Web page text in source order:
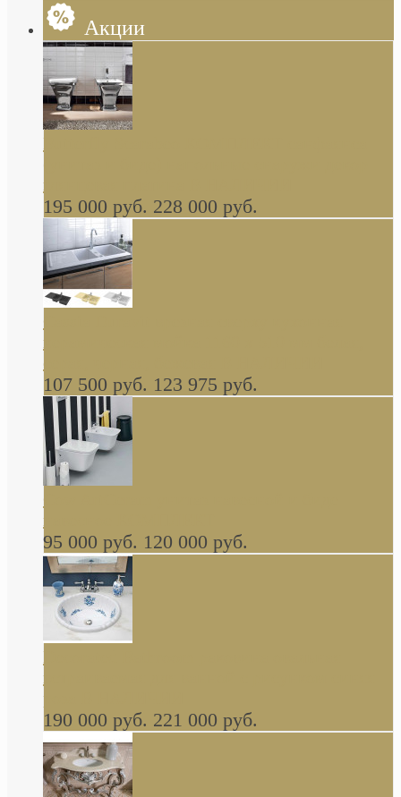
Акции
Butterfly Scarabeo КОМПЛЕКТ санфаянса
глянцевая платина В НАЛИЧИИ
195 000 руб. 228 000 руб.
керамическая мойка 1160 x 510 мм белая,
серая, черная, бежевая В НАЛИЧИИ
107 500 руб. 123 975 руб.
навесное КОМПЛЕКТ
95 000 руб. 120 000 руб.
Decorated Bathroom раковина овальная
встраиваемая для ванной с рисунком синяя
роза В НАЛИЧИИ
190 000 руб. 221 000 руб.